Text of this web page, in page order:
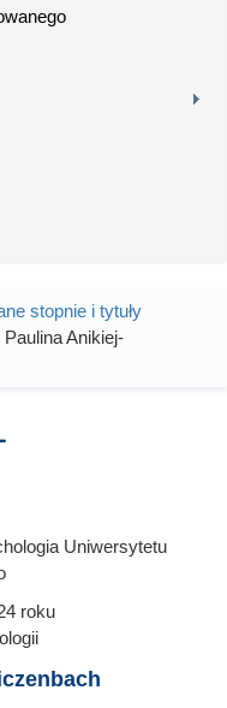
stopnie i tytuły
Paulina Anikiej-
Uniwersytetu
roku